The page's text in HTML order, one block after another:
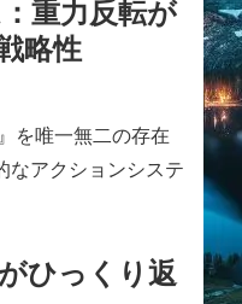
重力反転が
略性
を唯一無二の存在
なアクションシステ
ひっくり返